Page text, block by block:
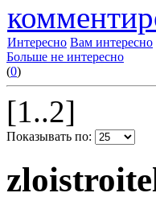
Интересно Вам интересно
Больше не интересно
(0)
[1..2]
Показывать по: